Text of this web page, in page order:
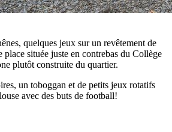
quelques jeux sur un revêtement de
place située juste en contrebas du Collège
plutôt construite du quartier.
un toboggan et de petits jeux rotatifs
avec des buts de football!